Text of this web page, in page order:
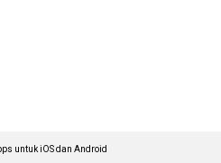
untuk iOS dan Android